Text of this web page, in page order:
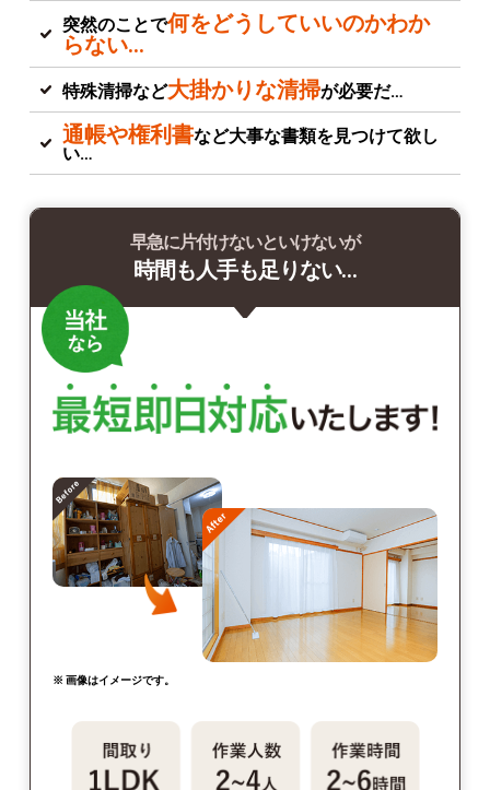
突然のことで何をどうしていいのかわか
らない…
特殊清掃など大掛かりな清掃が必要だ…
通帳や権利書など大事な書類を見つけて欲し
い…
早急に片付けないといけないが
時間も人手も足りない…
※ 画像はイメージです。